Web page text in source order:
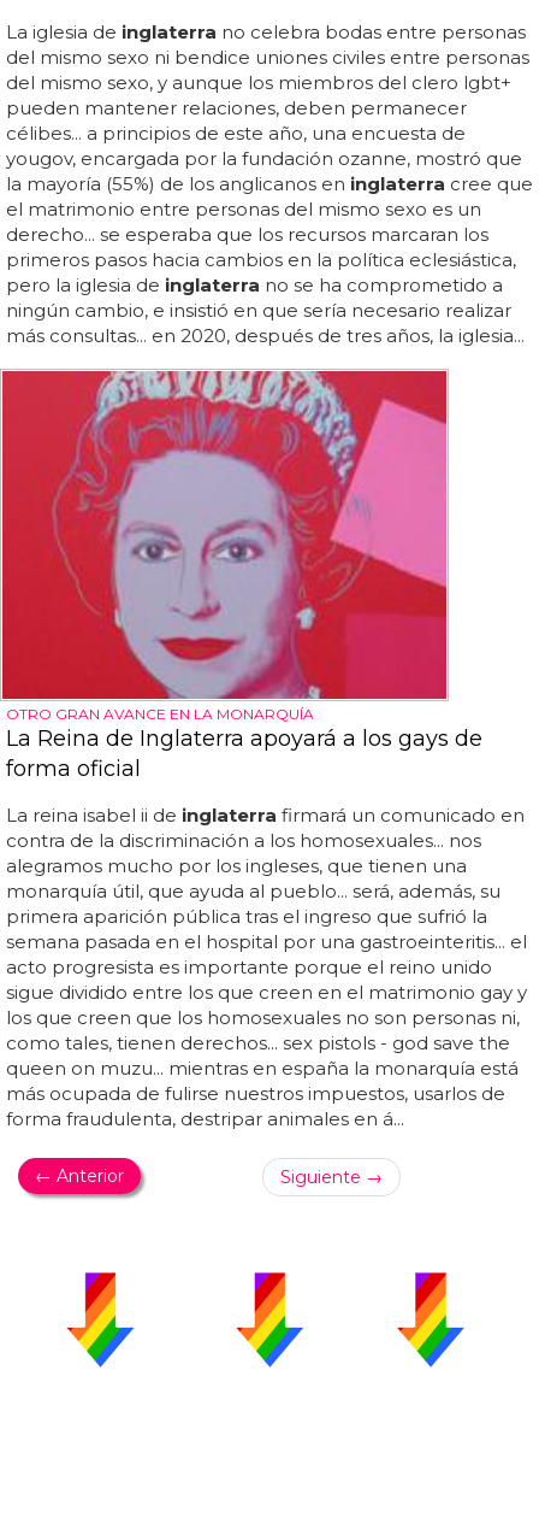
La iglesia de inglaterra no celebra bodas entre personas
del mismo sexo ni bendice uniones civiles entre personas
del mismo sexo, y aunque los miembros del clero lgbt+
pueden mantener relaciones, deben permanecer
célibes... a principios de este año, una encuesta de
yougov, encargada por la fundación ozanne, mostró que
la mayoría (55%) de los anglicanos en inglaterra cree que
el matrimonio entre personas del mismo sexo es un
derecho... se esperaba que los recursos marcaran los
primeros pasos hacia cambios en la política eclesiástica,
pero la iglesia de inglaterra no se ha comprometido a
ningún cambio, e insistió en que sería necesario realizar
más consultas... en 2020, después de tres años, la iglesia...
OTRO GRAN AVANCE EN LA MONARQUÍA
La Reina de Inglaterra apoyará a los gays de
forma oficial
La reina isabel ii de inglaterra firmará un comunicado en
contra de la discriminación a los homosexuales... nos
alegramos mucho por los ingleses, que tienen una
monarquía útil, que ayuda al pueblo... será, además, su
primera aparición pública tras el ingreso que sufrió la
semana pasada en el hospital por una gastroeinteritis... el
acto progresista es importante porque el reino unido
sigue dividido entre los que creen en el matrimonio gay y
los que creen que los homosexuales no son personas ni,
como tales, tienen derechos... sex pistols - god save the
queen on muzu... mientras en españa la monarquía está
más ocupada de fulirse nuestros impuestos, usarlos de
forma fraudulenta, destripar animales en á...
← Anterior Siguiente →